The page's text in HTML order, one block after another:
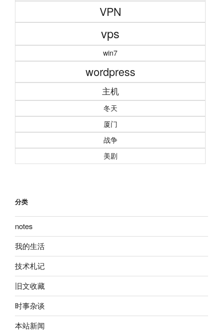
VPN
vps
win7
wordpress
主机
冬天
厦门
战争
美剧
分类
notes
我的生活
技术札记
旧文收藏
时事杂谈
本站新闻